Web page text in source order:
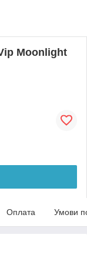
Moonlight
Оплата Умови